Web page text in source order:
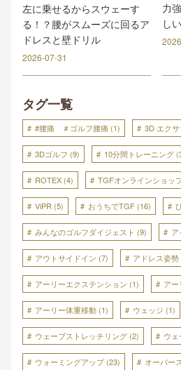
左に乗せるからスウェーす
る！？腰がスムーズに回るア
ドレスと壁ドリル
2026-07-31
力
し
タグ一覧
#腰痛 ＃ゴルフ腰痛 (1) 3D エク
3Dゴルフ (9) 10分間トレーニング
ROTEX (4) TGFオンラインショッ
ViPR (5) おうちでTGF (16)
みんなのゴルフダイジェスト (9) ア
アウトサイドイン (7) アドレス姿勢
アーリーエクステンション (1) アー
アーリー体重移動 (1) ウェッジ (1)
ウェーブストレッチリング (2) ウ
ウォーミングアップ(23) オーバー